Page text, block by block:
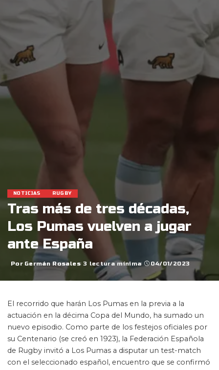
NOTICIAS RUGBY
Tras más de tres décadas,
Los Pumas vuelven a jugar
ante España
Posted
Por Germán Rosales 3 lectura mínima 04/01/2023
El recorrido que harán Los Pumas en la previa a la
actuación en la décima Copa del Mundo, ha sumado un
nuevo episodio. Como parte de los festejos oficiales por
su Centenario (se creó en 1923), la Federación Española
de Rugby invitó a Los Pumas a disputar un test-match
con el seleccionado español, encuentro que se confirmó